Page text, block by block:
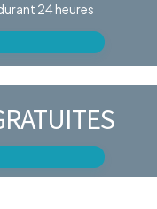
24 heures